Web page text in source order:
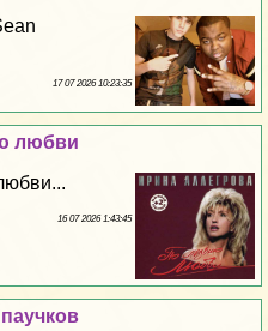
17 07 2026 10:23:35
любви
16 07 2026 1:43:45